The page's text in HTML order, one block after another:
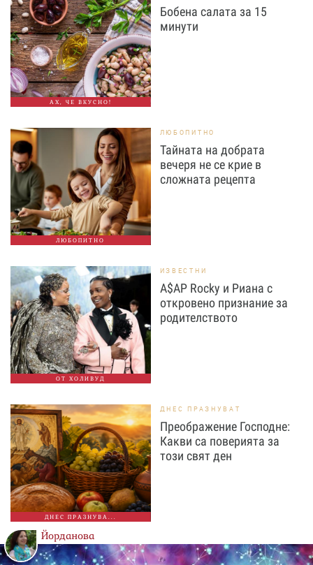
АХ, ЧЕ ВКУСНО!
Бобена салата за 15
минути
ЛЮБОПИТНО
ЛЮБОПИТНО
Тайната на добрата
вечеря не се крие в
сложната рецепта
ОТ ХОЛИВУД
ИЗВЕСТНИ
A$AP Rocky и Риана с
откровено признание за
родителството
ДНЕС ПРАЗНУВА...
ДНЕС ПРАЗНУВАТ
Преображение Господне:
Какви са поверията за
този свят ден
Йорданова